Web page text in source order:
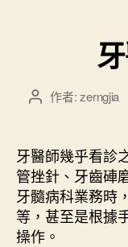
文
者
作者:zerngjia
牙醫師幾乎看診
管挫針、牙齒硨
牙髓病科業務時
等，甚至是根據
操作。